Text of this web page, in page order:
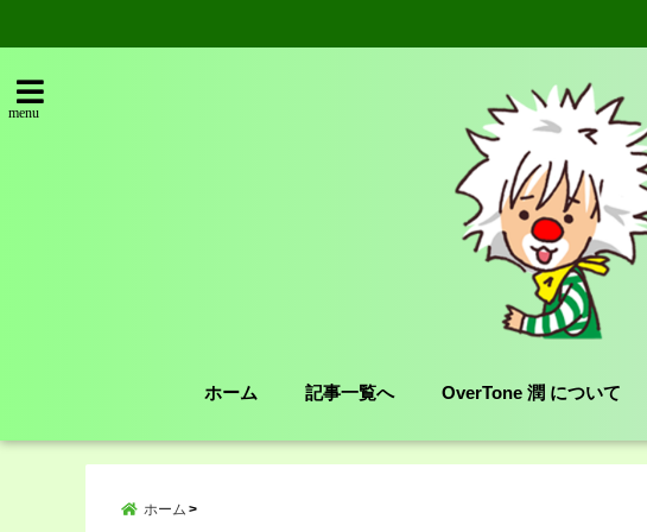
menu
ホーム 記事一覧へ OverTone 潤 について
ホーム